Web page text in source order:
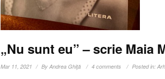
„Nu sunt eu” – scrie Maia
Mar 11, 2021 ByAndrea Ghiţă 4 comments Posted in: